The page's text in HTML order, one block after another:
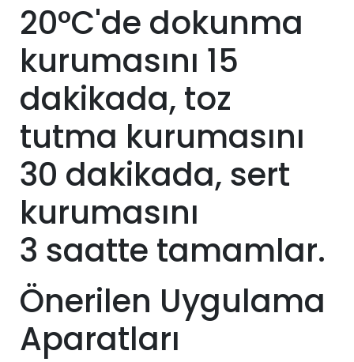
20°C'de dokunma
kurumasını 15
dakikada, toz
tutma kurumasını
30 dakikada, sert
kurumasını
3 saatte tamamlar.
Önerilen Uygulama
Aparatları